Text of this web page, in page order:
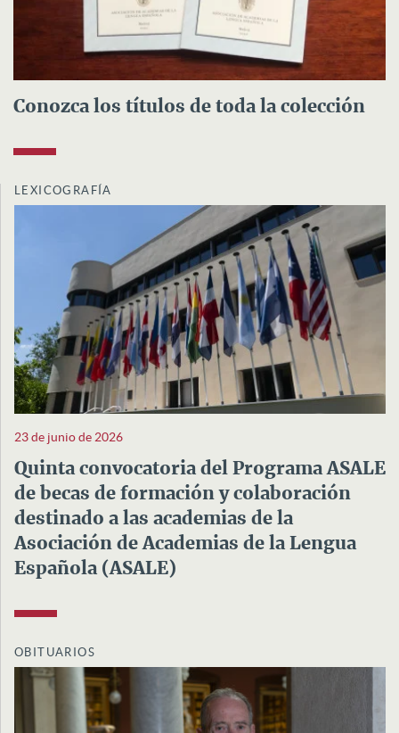
Conozca los títulos de toda la colección
LEXICOGRAFÍA
23 de junio de 2026
Quinta convocatoria del Programa ASALE
de becas de formación y colaboración
destinado a las academias de la
Asociación de Academias de la Lengua
Española (ASALE)
OBITUARIOS